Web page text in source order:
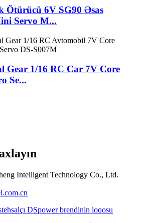
Ötürücü 6V SG90 Əsas
Servo M...
Gear 1/16 RC Car 7V Core
Se...
Intelligent Technology Co., Ltd.